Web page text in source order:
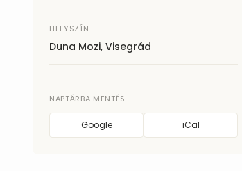
HELYSZÍN
Duna Mozi, Visegrád
NAPTÁRBA MENTÉS
Google iCal